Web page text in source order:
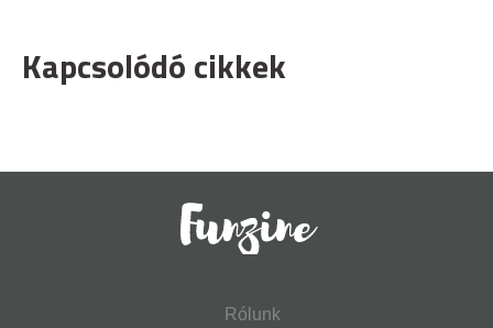
Kapcsolódó cikkek
Rólunk